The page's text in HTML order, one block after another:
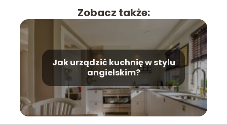
Zobacz także:
Jak urządzić kuchnię w stylu
angielskim?